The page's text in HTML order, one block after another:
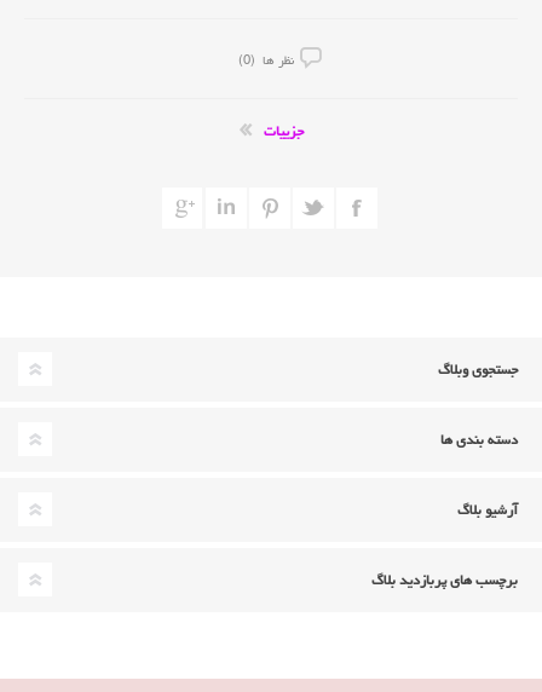
نظر ها (0)
جزییات
جستجوی وبلاگ
دسته بندی ها
آرشیو بلاگ
برچسب های پربازدید بلاگ